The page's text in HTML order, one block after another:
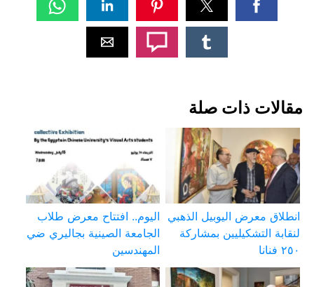
مقالات ذات صلة
انطلاق معرض اليوبيل الذهبي
لنقابة التشكيليين بمشاركة
٢٥٠ فنانا
اليوم.. افتتاح معرض طلاب
الجامعة الصينية بجاليري ضي
المهندسين